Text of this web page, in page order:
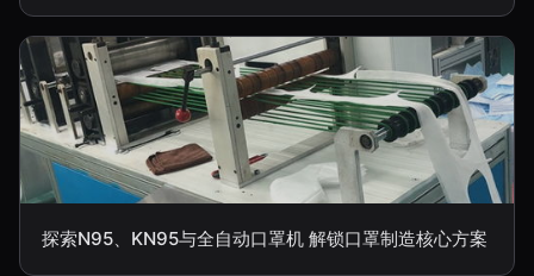
探索N95、KN95与全自动口罩机 解锁口罩制造核心方案